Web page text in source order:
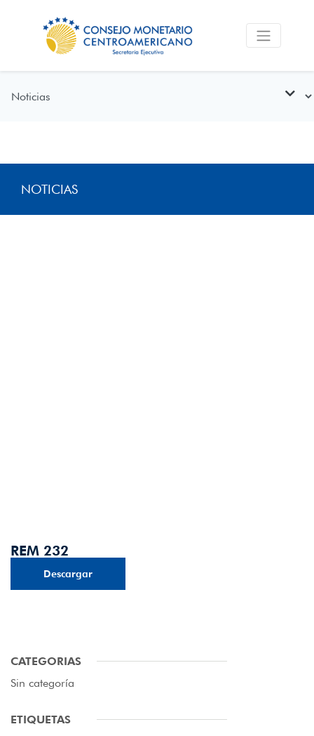
NOTICIAS
REM 232
Descargar
CATEGORIAS
Sin categoría
ETIQUETAS